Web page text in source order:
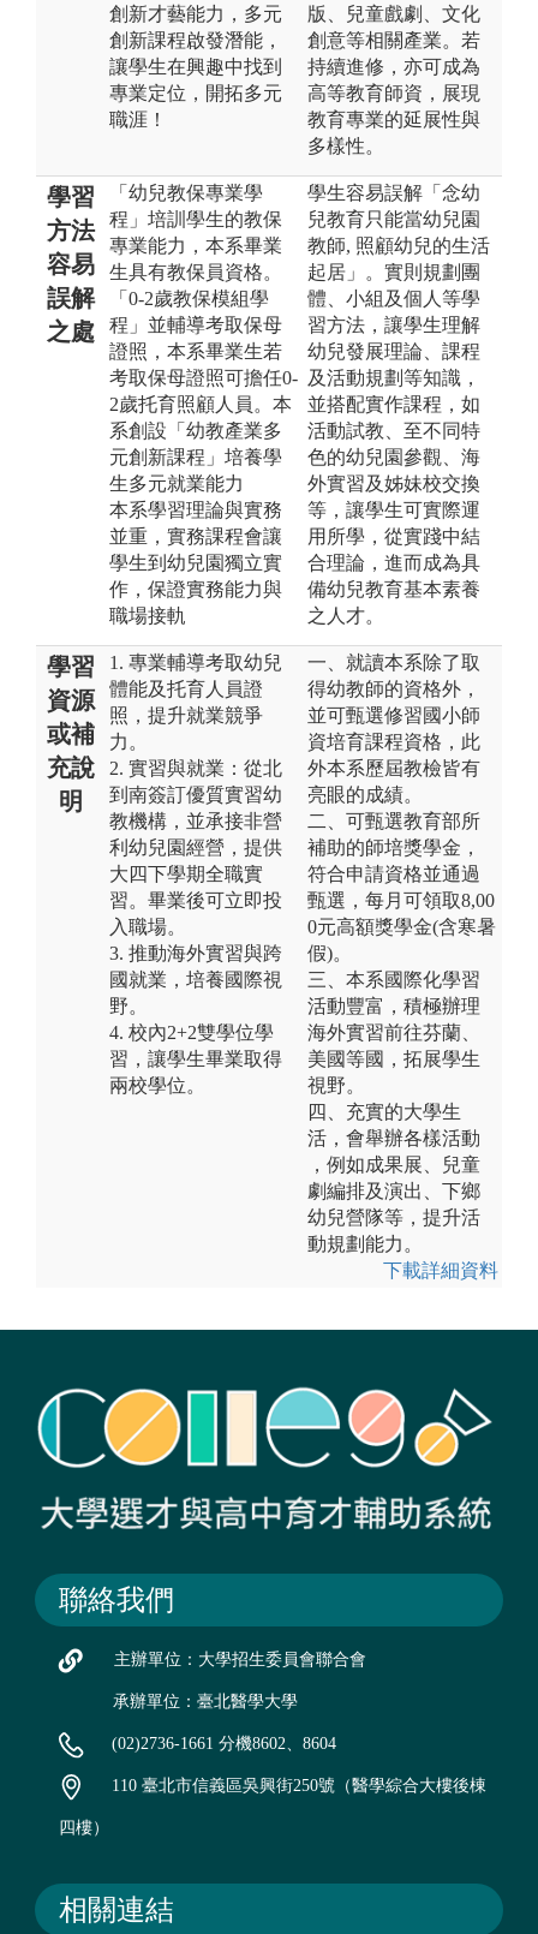
創新才藝能力，多元
創新課程啟發潛能，
讓學生在興趣中找到
專業定位，開拓多元
職涯！
版、兒童戲劇、文化
創意等相關產業。若
持續進修，亦可成為
高等教育師資，展現
教育專業的延展性與
多樣性。
學習
方法
容易
誤解
之處
「幼兒教保專業學
程」培訓學生的教保
專業能力，本系畢業
生具有教保員資格。
「0-2歲教保模組學
程」並輔導考取保母
證照，本系畢業生若
考取保母證照可擔任0-
2歲托育照顧人員。本
系創設「幼教產業多
元創新課程」培養學
生多元就業能力
本系學習理論與實務
並重，實務課程會讓
學生到幼兒園獨立實
作，保證實務能力與
職場接軌
學生容易誤解「念幼
兒教育只能當幼兒園
教師, 照顧幼兒的生活
起居」。實則規劃團
體、小組及個人等學
習方法，讓學生理解
幼兒發展理論、課程
及活動規劃等知識，
並搭配實作課程，如
活動試教、至不同特
色的幼兒園參觀、海
外實習及姊妹校交換
等，讓學生可實際運
用所學，從實踐中結
合理論，進而成為具
備幼兒教育基本素養
之人才。
學習
資源
或補
充說
明
1. 專業輔導考取幼兒
體能及托育人員證
照，提升就業競爭
力。
2. 實習與就業：從北
到南簽訂優質實習幼
教機構，並承接非營
利幼兒園經營，提供
大四下學期全職實
習。畢業後可立即投
入職場。
3. 推動海外實習與跨
國就業，培養國際視
野。
4. 校內2+2雙學位學
習，讓學生畢業取得
兩校學位。
一、就讀本系除了取
得幼教師的資格外，
並可甄選修習國小師
資培育課程資格，此
外本系歷屆教檢皆有
亮眼的成績。
二、可甄選教育部所
補助的師培獎學金，
符合申請資格並通過
甄選，每月可領取8,00
0元高額獎學金(含寒暑
假)。
三、本系國際化學習
活動豐富，積極辦理
海外實習前往芬蘭、
美國等國，拓展學生
視野。
四、充實的大學生
活，會舉辦各樣活動
，例如成果展、兒童
劇編排及演出、下鄉
幼兒營隊等，提升活
動規劃能力。
下載詳細資料
聯絡我們
主辦單位：大學招生委員會聯合會
承辦單位：臺北醫學大學
(02)2736-1661 分機8602、8604
110 臺北市信義區吳興街250號（醫學綜合大樓後棟
四樓）
相關連結